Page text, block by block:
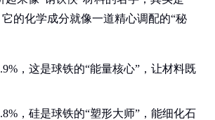
的化学成分就像一道精心调配的“秘
，这是球铁的“能量核心”，让材料既
，硅是球铁的“塑形大师”，能细化石